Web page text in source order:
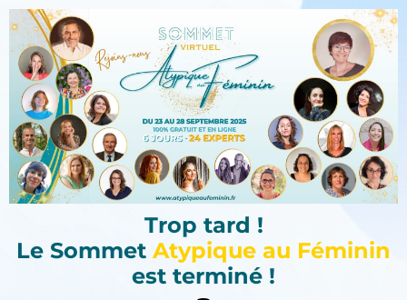
Trop tard !
Le Sommet Atypique au Féminin
est terminé !